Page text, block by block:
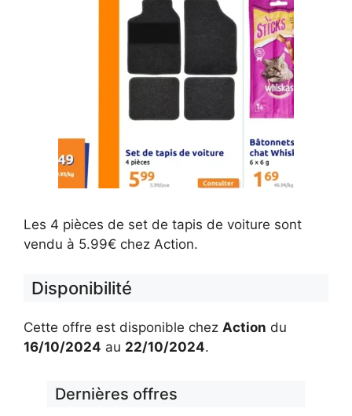
Les 4 pièces de set de tapis de voiture sont
vendu à 5.99€ chez Action.
Disponibilité
Cette offre est disponible chez Action du
16/10/2024 au 22/10/2024.
Dernières offres